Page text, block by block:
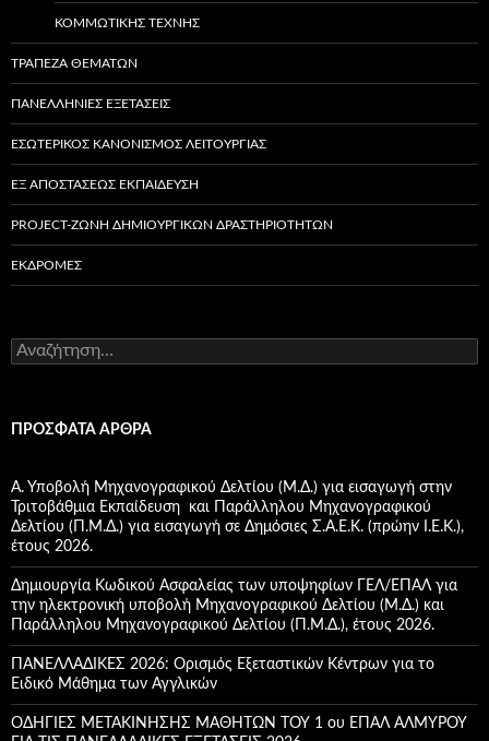
ΚΟΜΜΩΤΙΚΉΣ ΤΈΧΝΗΣ
ΤΡΑΠΕΖΑ ΘΕΜΑΤΩΝ
ΠΑΝΕΛΛΗΝΙΕΣ ΕΞΕΤΑΣΕΙΣ
ΕΣΩΤΕΡΙΚΌΣ ΚΑΝΟΝΙΣΜΌΣ ΛΕΙΤΟΥΡΓΊΑΣ
ΕΞ ΑΠΟΣΤΆΣΕΩΣ ΕΚΠΑΊΔΕΥΣΗ
PROJECT-ΖΏΝΗ ΔΗΜΙΟΥΡΓΙΚΏΝ ΔΡΑΣΤΗΡΙΟΤΉΤΩΝ
ΕΚΔΡΟΜΈΣ
Α
ν
ή
σ
η
γ
ι
α
:
ΠΡΌΣΦΑΤΑ ΆΡΘΡΑ
Α. Υποβολή Μηχανογραφικού Δελτίου (Μ.Δ.) για εισαγωγή στην
Τριτοβάθμια Εκπαίδευση και Παράλληλου Μηχανογραφικού
Δελτίου (Π.Μ.Δ.) για εισαγωγή σε Δημόσιες Σ.Α.Ε.Κ. (πρώην Ι.Ε.Κ.),
έτους 2026.
Δημιουργία Κωδικού Ασφαλείας των υποψηφίων ΓΕΛ/ΕΠΑΛ για
την ηλεκτρονική υποβολή Μηχανογραφικού Δελτίου (Μ.Δ.) και
Παράλληλου Μηχανογραφικού Δελτίου (Π.Μ.Δ.), έτους 2026.
ΠΑΝΕΛΛΑΔΙΚΕΣ 2026: Ορισμός Εξεταστικών Κέντρων για το
Ειδικό Μάθημα των Αγγλικών
ΟΔΗΓΙΕΣ ΜΕΤΑΚΙΝΗΣΗΣ ΜΑΘΗΤΩΝ ΤΟΥ 1 ου ΕΠΑΛ ΑΛΜΥΡΟΥ